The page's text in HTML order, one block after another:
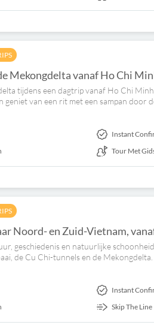
Mekongdelta vanaf Ho Chi
tijdens een dagtrip vanaf Ho Chi
geniet van een rit met een sampan door
Instant
Tour Met
Noord- en Zuid-Vietnam,
geschiedenis en natuurlijke
de Cu Chi-tunnels en de
Instant
Skip The Line